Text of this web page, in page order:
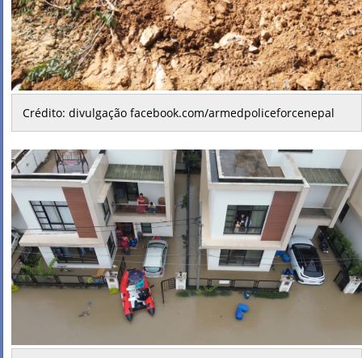
Crédito: divulgação facebook.com/armedpoliceforcenepal